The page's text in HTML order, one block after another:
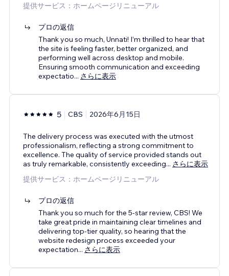
提供サービス：ホームページリニューアル
プロの返信
Thank you so much, Unnati! I’m thrilled to hear that
the site is feeling faster, better organized, and
performing well across desktop and mobile.
Ensuring smooth communication and exceeding
expectatio... さらに表示
5 CBS 2026年6月15日
The delivery process was executed with the utmost
professionalism, reflecting a strong commitment to
excellence. The quality of service provided stands out
as truly remarkable, consistently exceeding... さらに表示
提供サービス：ホームページリニューアル
プロの返信
Thank you so much for the 5-star review, CBS! We
take great pride in maintaining clear timelines and
delivering top-tier quality, so hearing that the
website redesign process exceeded your
expectation... さらに表示